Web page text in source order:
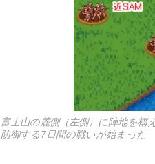
富士山の麓側（左側）に陣地を構
防御する7日間の戦いが始まっ